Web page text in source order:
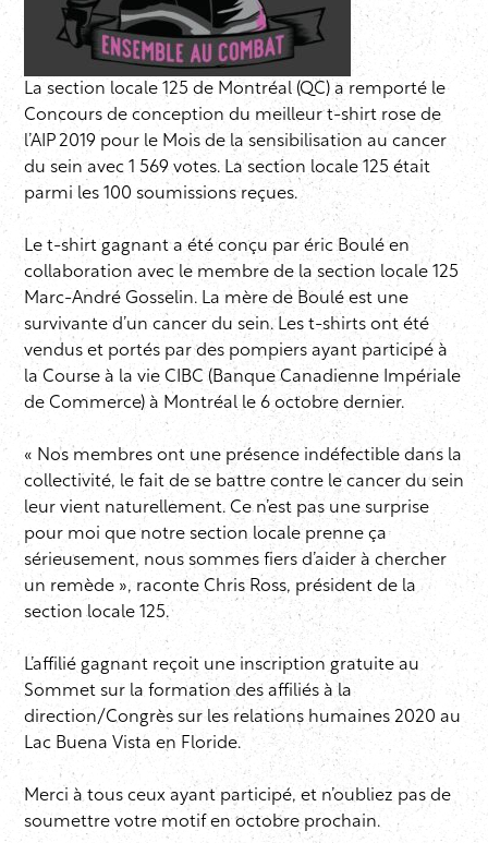
La section locale 125 de Montréal (QC) a remporté le
Concours de conception du meilleur t-shirt rose de
l’AIP 2019 pour le Mois de la sensibilisation au cancer
du sein avec 1 569 votes. La section locale 125 était
parmi les 100 soumissions reçues.
Le t-shirt gagnant a été conçu par éric Boulé en
collaboration avec le membre de la section locale 125
Marc-André Gosselin. La mère de Boulé est une
survivante d’un cancer du sein. Les t-shirts ont été
vendus et portés par des pompiers ayant participé à
la Course à la vie CIBC (Banque Canadienne Impériale
de Commerce) à Montréal le 6 octobre dernier.
« Nos membres ont une présence indéfectible dans la
collectivité, le fait de se battre contre le cancer du sein
leur vient naturellement. Ce n’est pas une surprise
pour moi que notre section locale prenne ça
sérieusement, nous sommes fiers d’aider à chercher
un remède », raconte Chris Ross, président de la
section locale 125.
L’affilié gagnant reçoit une inscription gratuite au
Sommet sur la formation des affiliés à la
direction/Congrès sur les relations humaines 2020 au
Lac Buena Vista en Floride.
Merci à tous ceux ayant participé, et n’oubliez pas de
soumettre votre motif en octobre prochain.